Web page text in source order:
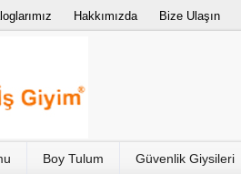
Hakkımızda Bize Ulaşın
Boy Tulum Güvenlik Giysileri